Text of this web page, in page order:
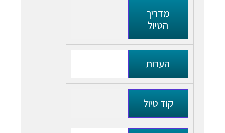
מדריך
הטיול
הערות
קוד טיול